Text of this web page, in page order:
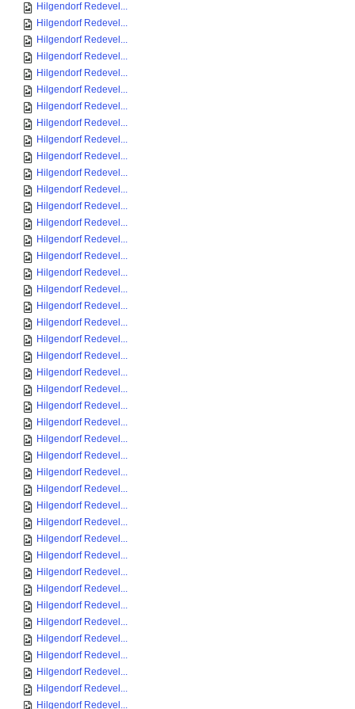
Hilgendorf Redevel...
Hilgendorf Redevel...
Hilgendorf Redevel...
Hilgendorf Redevel...
Hilgendorf Redevel...
Hilgendorf Redevel...
Hilgendorf Redevel...
Hilgendorf Redevel...
Hilgendorf Redevel...
Hilgendorf Redevel...
Hilgendorf Redevel...
Hilgendorf Redevel...
Hilgendorf Redevel...
Hilgendorf Redevel...
Hilgendorf Redevel...
Hilgendorf Redevel...
Hilgendorf Redevel...
Hilgendorf Redevel...
Hilgendorf Redevel...
Hilgendorf Redevel...
Hilgendorf Redevel...
Hilgendorf Redevel...
Hilgendorf Redevel...
Hilgendorf Redevel...
Hilgendorf Redevel...
Hilgendorf Redevel...
Hilgendorf Redevel...
Hilgendorf Redevel...
Hilgendorf Redevel...
Hilgendorf Redevel...
Hilgendorf Redevel...
Hilgendorf Redevel...
Hilgendorf Redevel...
Hilgendorf Redevel...
Hilgendorf Redevel...
Hilgendorf Redevel...
Hilgendorf Redevel...
Hilgendorf Redevel...
Hilgendorf Redevel...
Hilgendorf Redevel...
Hilgendorf Redevel...
Hilgendorf Redevel...
Hilgendorf Redevel...